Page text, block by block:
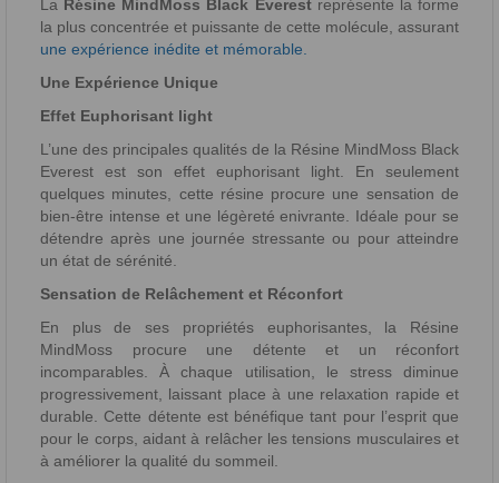
La Résine MindMoss Black Everestreprésente la forme
la plus concentrée et puissante de cette molécule, assurant
une expérience inédite et mémorable.
Une Expérience Unique
Effet Euphorisant light
L’une des principales qualités de la Résine MindMoss Black
Everest est son effet euphorisant light. En seulement
quelques minutes, cette résine procure une sensation de
bien-être intense et une légèreté enivrante. Idéale pour se
détendre après une journée stressante ou pour atteindre
un état de sérénité.
Sensation de Relâchement et Réconfort
En plus de ses propriétés euphorisantes, la Résine
MindMoss procure une détente et un réconfort
incomparables. À chaque utilisation, le stress diminue
progressivement, laissant place à une relaxation rapide et
durable. Cette détente est bénéfique tant pour l’esprit que
pour le corps, aidant à relâcher les tensions musculaires et
à améliorer la qualité du sommeil.